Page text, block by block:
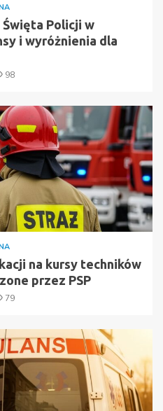
Policji w
i wyróżnienia dla
98
na kursy techników
przez PSP
79